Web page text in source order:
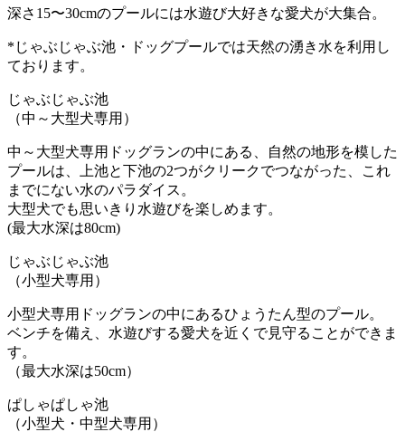
深さ15〜30cmのプールには水遊び大好きな愛犬が大集合。
*じゃぶじゃぶ池・ドッグプールでは天然の湧き水を利用し
ております。
じゃぶじゃぶ池
（中～大型犬専用）
中～大型犬専用ドッグランの中にある、自然の地形を模した
プールは、上池と下池の2つがクリークでつながった、これ
までにない水のパラダイス。
大型犬でも思いきり水遊びを楽しめます。
(最大水深は80cm)
じゃぶじゃぶ池
（小型犬専用）
小型犬専用ドッグランの中にあるひょうたん型のプール。
ベンチを備え、水遊びする愛犬を近くで見守ることができま
す。
（最大水深は50cm）
ぱしゃぱしゃ池
（小型犬・中型犬専用）